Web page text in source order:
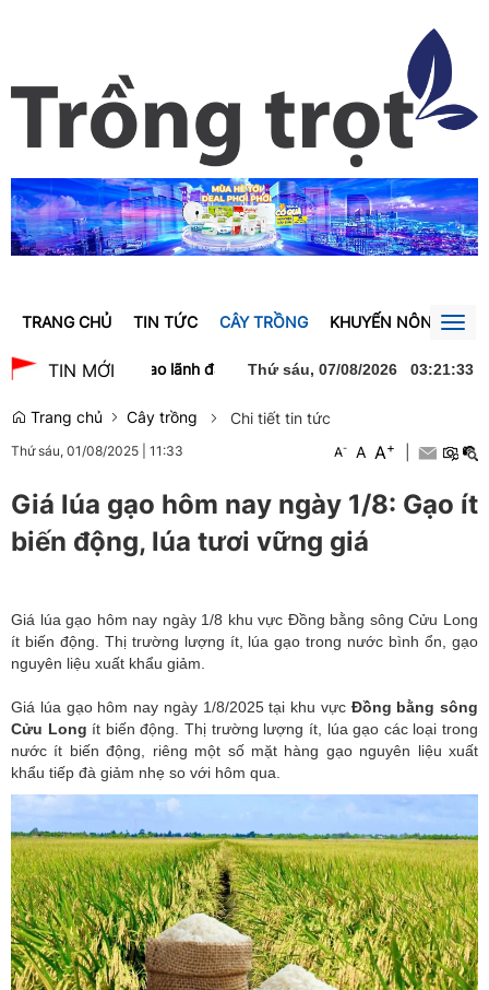
TRANG CHỦ TIN TỨC CÂY TRỒNG KHUYẾN NÔNG
TIN MỚI
chào xã giao lãnh đạo Đảng, Nhà nước Lào Thủ tướng Lê
Thứ sáu, 07/08/2026 03:21:34
Trang chủ Cây trồng Chi tiết tin tức
Thứ sáu, 01/08/2025 11:33 A- A A+
Giá lúa gạo hôm nay ngày 1/8: Gạo ít
biến động, lúa tươi vững giá
Giá lúa gạo hôm nay ngày 1/8 khu vực Đồng bằng sông Cửu Long
ít biến động. Thị trường lượng ít, lúa gạo trong nước bình ổn, gạo
nguyên liệu xuất khẩu giảm.
Giá lúa gạo hôm nay ngày 1/8/2025 tại khu vực Đồng bằng sông
Cửu Long ít biến động. Thị trường lượng ít, lúa gạo các loại trong
nước ít biến động, riêng một số mặt hàng gạo nguyên liệu xuất
khẩu tiếp đà giảm nhẹ so với hôm qua.